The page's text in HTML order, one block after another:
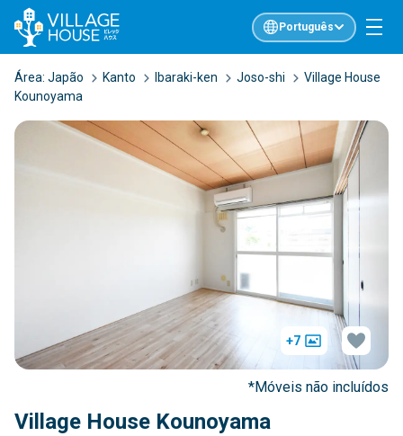
Português
Área: Japão Kanto Ibaraki-ken Joso-shi
Village House
Kounoyama
Village House Kounoyama
+7
*Móveis não incluídos